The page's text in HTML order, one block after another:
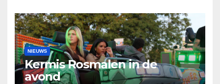
NIEUWS
Kermis Rosmalen in de
avond